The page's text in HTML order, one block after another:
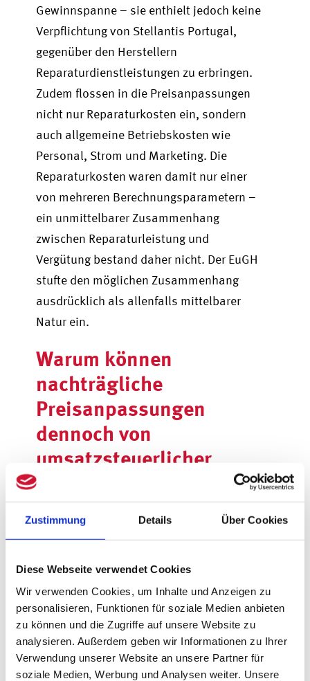
Zustimmung Details Über Cookies
Diese Webseite verwendet Cookies
Wir verwenden Cookies, um Inhalte und Anzeigen zu
personalisieren, Funktionen für soziale Medien anbieten
zu können und die Zugriffe auf unsere Website zu
analysieren. Außerdem geben wir Informationen zu Ihrer
Verwendung unserer Website an unsere Partner für
soziale Medien, Werbung und Analysen weiter. Unsere
Gewinnspanne – sie enthielt jedoch keine
Verpflichtung von Stellantis Portugal,
gegenüber den Herstellern
Reparaturdienstleistungen zu erbringen.
Zudem flossen in die Preisanpassungen
nicht nur Reparaturkosten ein, sondern
auch allgemeine Betriebskosten wie
Personal, Strom und Marketing. Die
Reparaturkosten waren damit nur einer
von mehreren Berechnungsparametern –
ein unmittelbarer Zusammenhang
zwischen Reparaturleistung und
Vergütung bestand daher nicht. Der EuGH
stufte den möglichen Zusammenhang
ausdrücklich als allenfalls mittelbarer
Natur ein.
Warum können
nachträgliche
Preisanpassungen
dennoch von
umsatzsteuerlicher
Relevanz sein?
Der EuGH wies ergänzend darauf hin, dass
solche nachträglichen Preisanpassungen
darstellen, aber gleichwohl
umsatzsteuerliche Konsequenzen haben
können: Werden die Verrechnungspreise
nachträglich geändert, kann dies die